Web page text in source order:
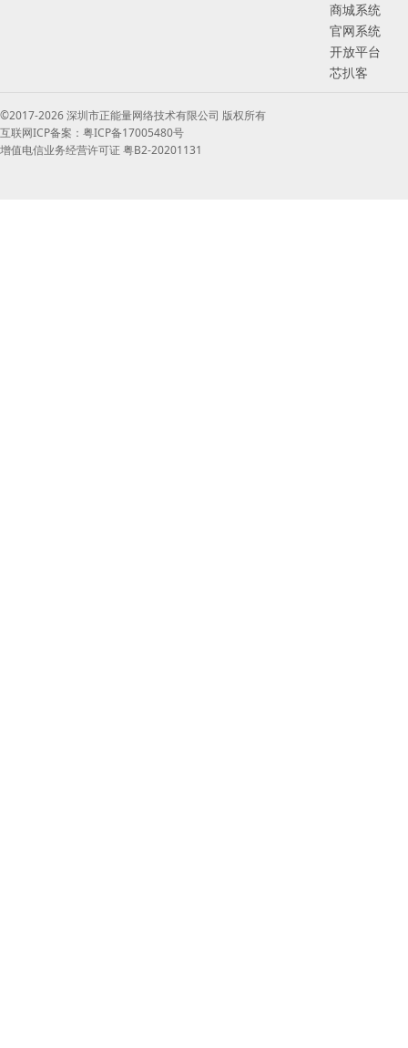
商城系统
官网系统
开放平台
芯扒客
©2017-2026 深圳市正能量网络技术有限公司 版权所有
互联网ICP备案：粤ICP备17005480号
增值电信业务经营许可证 粤B2-20201131